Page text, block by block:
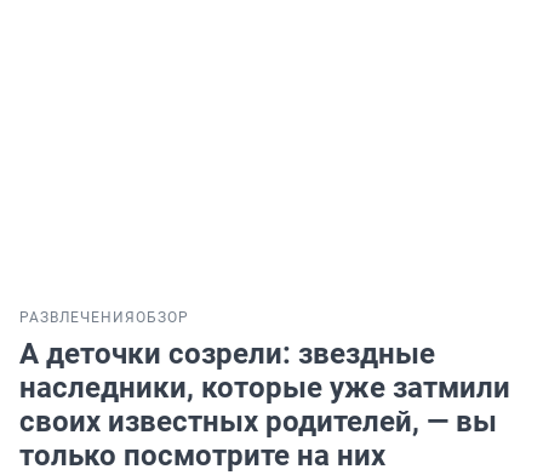
РАЗВЛЕЧЕНИЯ ОБЗОР
А деточки созрели: звездные
наследники, которые уже затмили
своих известных родителей, — вы
только посмотрите на них